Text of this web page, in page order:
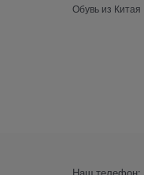
Обувь из Китая